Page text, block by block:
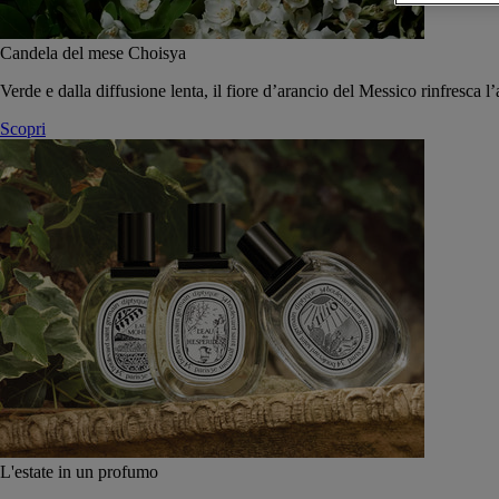
Candela del mese Choisya
Verde e dalla diffusione lenta, il fiore d’arancio del Messico rinfresca
Scopri
L'estate in un profumo